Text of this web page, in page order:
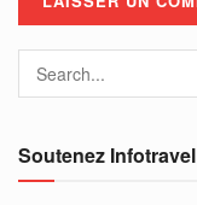
Soutenez Infotravel